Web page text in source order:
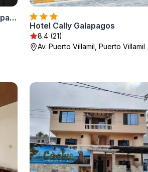
Mi Playa Galapagos Beachfront Apartments
Hotel Cally Galapagos
8.4 (21)
Av. Puerto Villamil, Puerto Villamil